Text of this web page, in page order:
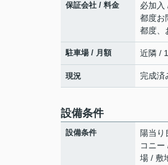
保証会社 / 料金
必加入
都度お
都度、
駐車場 / 月額 近隣 /
現況 完成済
設備条件
設備条件
陽当り
コニ
場 / 敷